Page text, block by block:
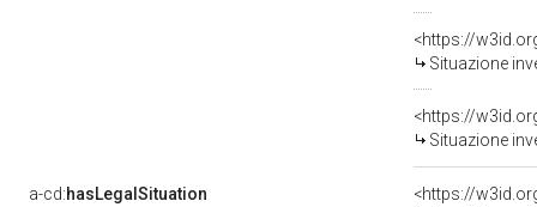
<https://
Situazione
<https://
Situazione
a-cd:hasLegalSituation
<https://